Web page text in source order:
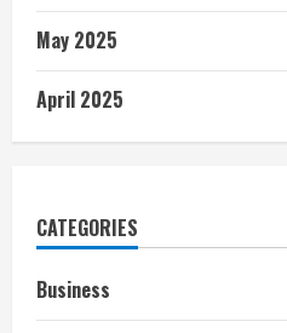
May 2025
April 2025
CATEGORIES
Business